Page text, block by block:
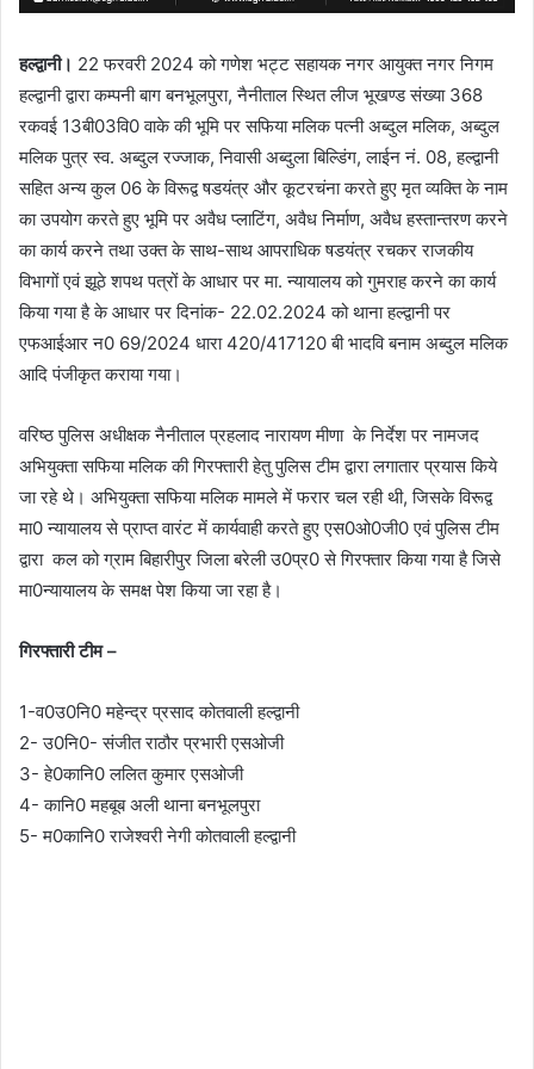
हल्द्वानी। 22 फरवरी 2024 को गणेश भट्ट सहायक नगर आयुक्त नगर निगम
हल्द्वानी द्वारा कम्पनी बाग बनभूलपुरा, नैनीताल स्थित लीज भूखण्ड संख्या 368
रकवई 13बी03वि0 वाके की भूमि पर सफिया मलिक पत्नी अब्दुल मलिक, अब्दुल
मलिक पुत्र स्व. अब्दुल रज्जाक, निवासी अब्दुला बिल्डिंग, लाईन नं. 08, हल्द्वानी
सहित अन्य कुल 06 के विरूद्व षडयंत्र और कूटरचंना करते हुए मृत व्यक्ति के नाम
का उपयोग करते हुए भूमि पर अवैध प्लाटिंग, अवैध निर्माण, अवैध हस्तान्तरण करने
का कार्य करने तथा उक्त के साथ-साथ आपराधिक षडयंत्र रचकर राजकीय
विभागों एवं झूठे शपथ पत्रों के आधार पर मा. न्यायालय को गुमराह करने का कार्य
किया गया है के आधार पर दिनांक- 22.02.2024 को थाना हल्द्वानी पर
एफआईआर न0 69/2024 धारा 420/417120 बी भादवि बनाम अब्दुल मलिक
आदि पंजीकृत कराया गया।
वरिष्ठ पुलिस अधीक्षक नैनीताल प्रहलाद नारायण मीणा के निर्देश पर नामजद
अभियुक्ता सफिया मलिक की गिरफ्तारी हेतु पुलिस टीम द्वारा लगातार प्रयास किये
जा रहे थे। अभियुक्ता सफिया मलिक मामले में फरार चल रही थी, जिसके विरूद्व
मा0 न्यायालय से प्राप्त वारंट में कार्यवाही करते हुए एस0ओ0जी0 एवं पुलिस टीम
द्वारा कल को ग्राम बिहारीपुर जिला बरेली उ0प्र0 से गिरफ्तार किया गया है जिसे
मा0न्यायालय के समक्ष पेश किया जा रहा है।
गिरफ्तारी टीम –
1-व0उ0नि0 महेन्द्र प्रसाद कोतवाली हल्द्वानी
2- उ0नि0- संजीत राठौर प्रभारी एसओजी
3- हे0कानि0 ललित कुमार एसओजी
4- कानि0 महबूब अली थाना बनभूलपुरा
5- म0कानि0 राजेश्वरी नेगी कोतवाली हल्द्वानी